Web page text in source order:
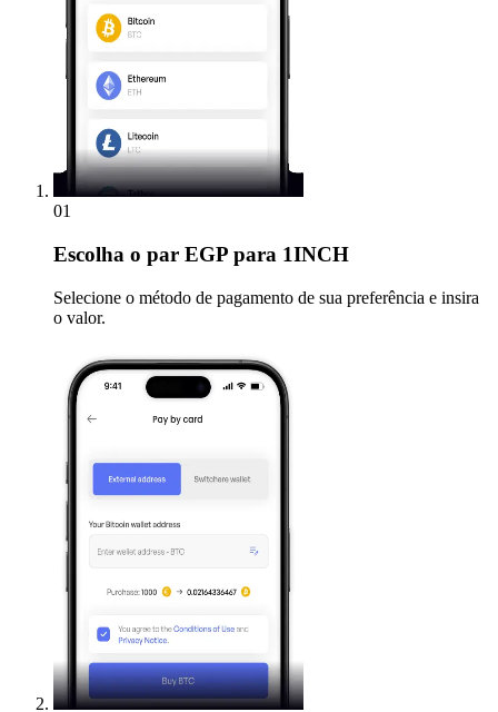
01
Escolha o par EGP para 1INCH
Selecione o método de pagamento de sua preferência e insira
o valor.